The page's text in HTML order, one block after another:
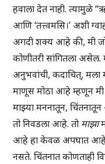
हवाला देत नाही. त्यामुळे
आणि ‘तत्त्वमसि।’ अशी
अगदी शक्य आहे की, मी
कोणीतरी सांगितला असेल.
अनुभवांची, कदाचित्, मला
माणूस मोठा आहे म्हणून मी
माझ्या मननातून,
तो निवडला आहे. तो माझा
आहे हा केवळ अपघात आहे.
नसते. चिंतनात कोणताही